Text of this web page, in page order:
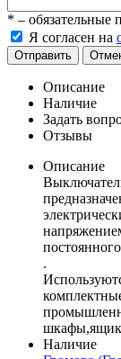
* – обязательные
Я согласен на
Отправить
Описание
Наличие
Задать
Отзывы
Описание
.
Наличие